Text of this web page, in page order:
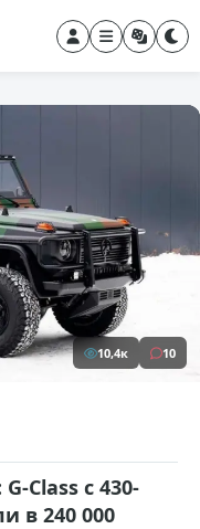
10,4к 10
Class с 430-
в 240 000